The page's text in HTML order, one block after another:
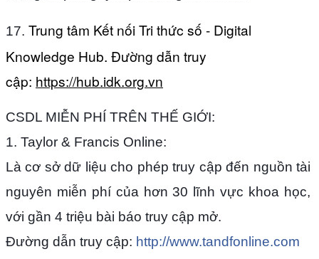
17. Trung tâm Kết nối Tri thức số - Digital
Knowledge Hub. Đường dẫn truy
cập: https://hub.idk.org.vn
CSDL MIỄN PHÍ TRÊN THẾ GIỚI:
1. Taylor & Francis Online:
Là cơ sở dữ liệu cho phép truy cập đến nguồn tài
nguyên miễn phí của hơn 30 lĩnh vực khoa học,
với gần 4 triệu bài báo truy cập mở.
Đường dẫn truy cập: http://www.tandfonline.com